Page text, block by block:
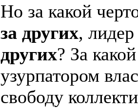
Но за какой
за других,
других? За
узурпатором
свободу